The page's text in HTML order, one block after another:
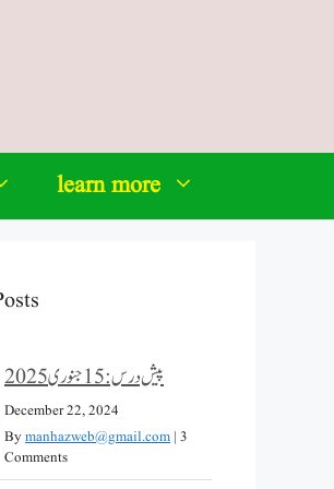
learn more
پیش درس: 15 جنوری 2025
December 22, 2024
Bymanhazweb@gmail.com | 3
Comments